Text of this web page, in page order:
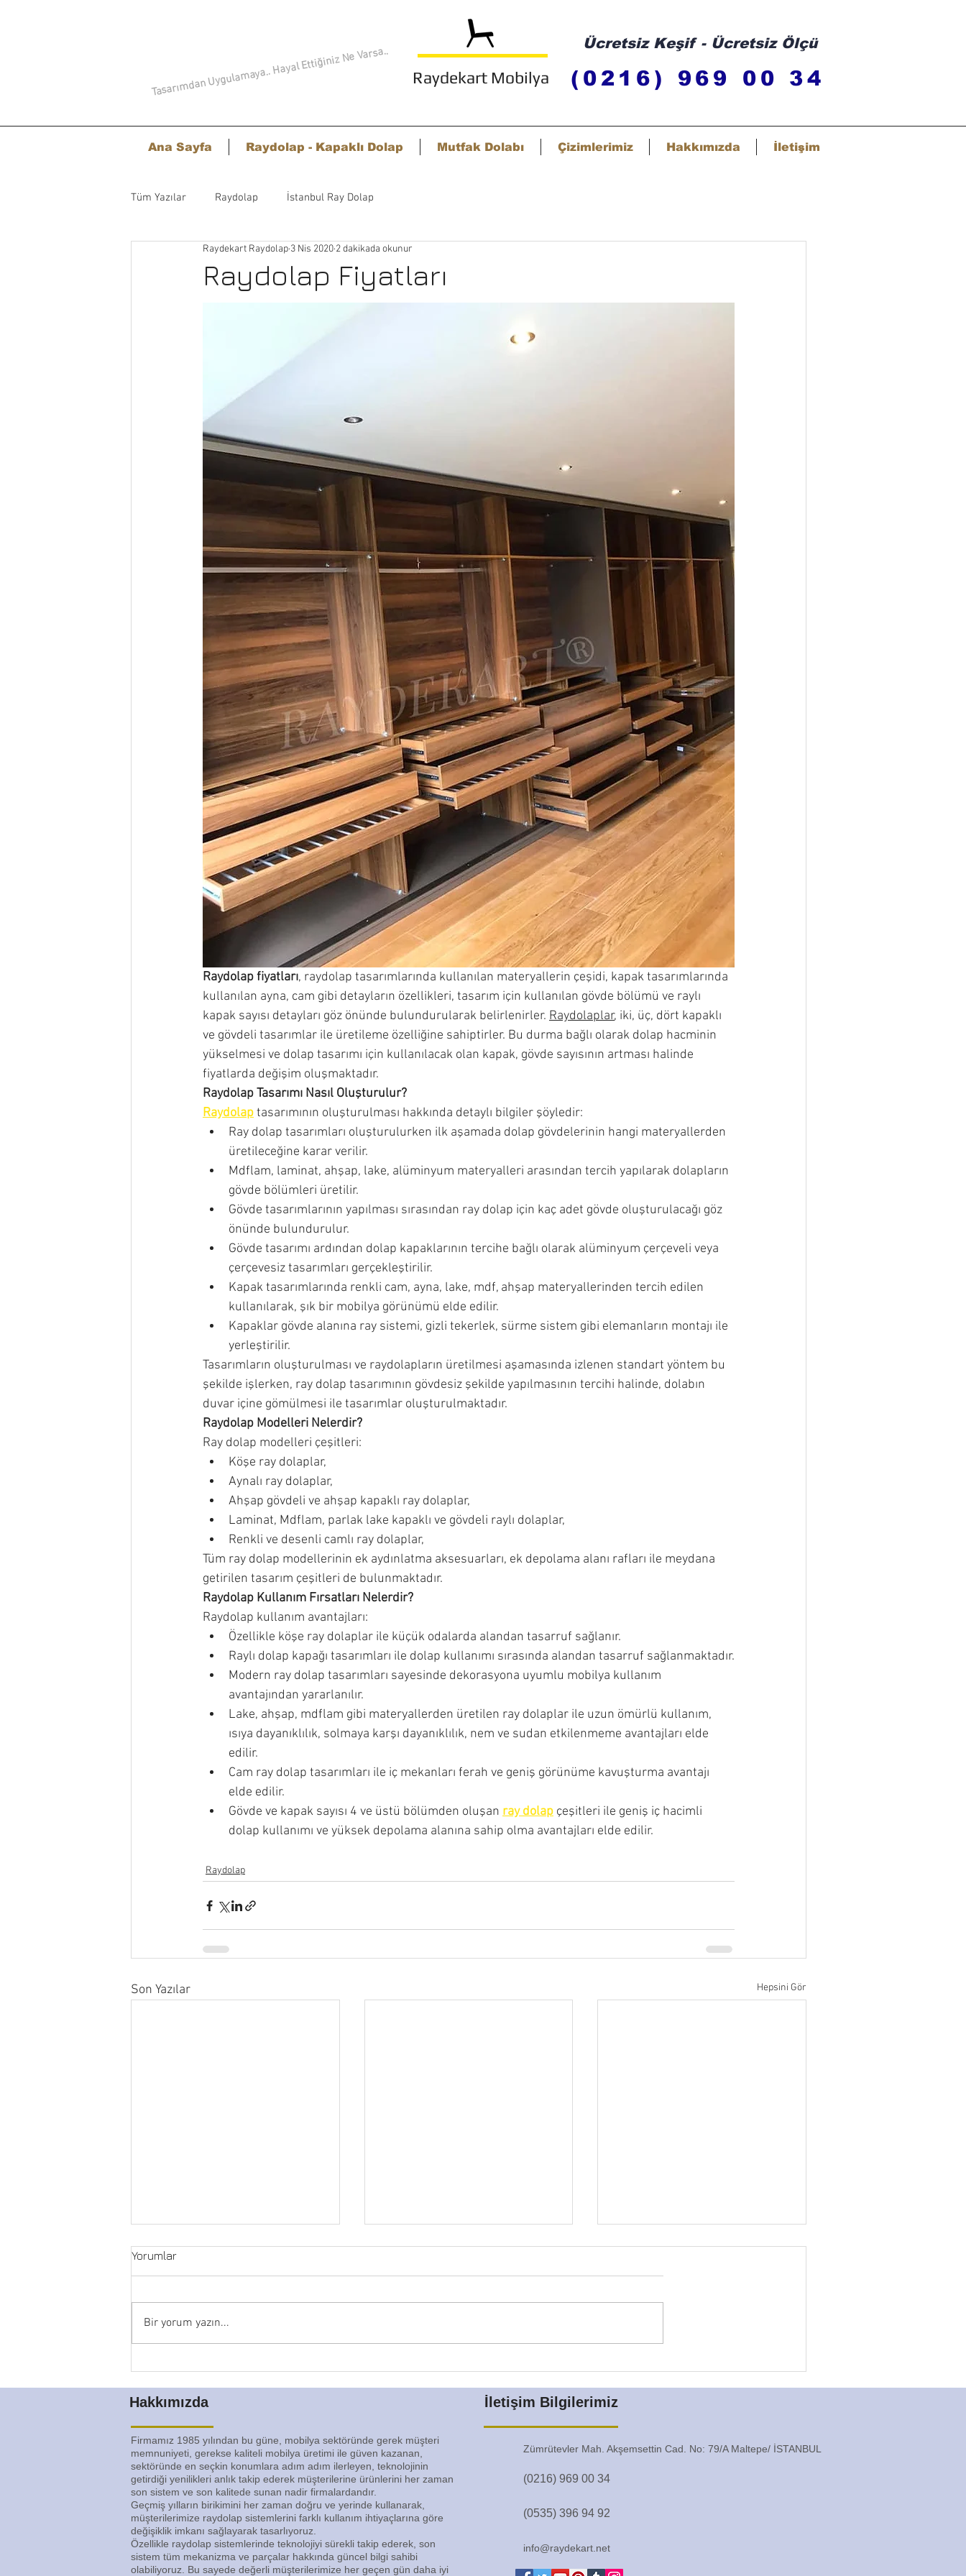
Ücretsiz Keşif - Ücretsiz Ölçü
Raydekart Mobilya (0216) 969 00 34
Tasarımdan Uygulamaya.. Hayal Ettiğiniz Ne Varsa..
Ana Sayfa Raydolap - Kapaklı Dolap Mutfak Dolabı Çizimlerimiz Hakkımızda İletişim
Tüm Yazılar Raydolap İstanbul Ray Dolap
Raydolap Fiyatları
Raydekart Raydolap 3 Nis 2020 2 dakikada okunur
Raydolap fiyatları, raydolap tasarımlarında kullanılan materyallerin çeşidi, kapak tasarımlarında
kullanılan ayna, cam gibi detayların özellikleri, tasarım için kullanılan gövde bölümü ve raylı
kapak sayısı detayları göz önünde bulundurularak belirlenirler. Raydolaplar, iki, üç, dört kapaklı
ve gövdeli tasarımlar ile üretileme özelliğine sahiptirler. Bu durma bağlı olarak dolap hacminin
yükselmesi ve dolap tasarımı için kullanılacak olan kapak, gövde sayısının artması halinde
fiyatlarda değişim oluşmaktadır.
Raydolap Tasarımı Nasıl Oluşturulur?
Raydolap tasarımının oluşturulması hakkında detaylı bilgiler şöyledir:
Ray dolap tasarımları oluşturulurken ilk aşamada dolap gövdelerinin hangi materyallerden
üretileceğine karar verilir.
Mdflam, laminat, ahşap, lake, alüminyum materyalleri arasından tercih yapılarak dolapların
gövde bölümleri üretilir.
Gövde tasarımlarının yapılması sırasından ray dolap için kaç adet gövde oluşturulacağı göz
önünde bulundurulur.
Gövde tasarımı ardından dolap kapaklarının tercihe bağlı olarak alüminyum çerçeveli veya
çerçevesiz tasarımları gerçekleştirilir.
Kapak tasarımlarında renkli cam, ayna, lake, mdf, ahşap materyallerinden tercih edilen
kullanılarak, şık bir mobilya görünümü elde edilir.
Kapaklar gövde alanına ray sistemi, gizli tekerlek, sürme sistem gibi elemanların montajı ile
yerleştirilir.
Tasarımların oluşturulması ve raydolapların üretilmesi aşamasında izlenen standart yöntem bu
şekilde işlerken, ray dolap tasarımının gövdesiz şekilde yapılmasının tercihi halinde, dolabın
duvar içine gömülmesi ile tasarımlar oluşturulmaktadır.
Raydolap Modelleri Nelerdir?
Ray dolap modelleri çeşitleri:
Köşe ray dolaplar,
Aynalı ray dolaplar,
Ahşap gövdeli ve ahşap kapaklı ray dolaplar,
Laminat, Mdflam, parlak lake kapaklı ve gövdeli raylı dolaplar,
Renkli ve desenli camlı ray dolaplar,
Tüm ray dolap modellerinin ek aydınlatma aksesuarları, ek depolama alanı rafları ile meydana
getirilen tasarım çeşitleri de bulunmaktadır.
Raydolap Kullanım Fırsatları Nelerdir?
Raydolap kullanım avantajları:
Özellikle köşe ray dolaplar ile küçük odalarda alandan tasarruf sağlanır.
Raylı dolap kapağı tasarımları ile dolap kullanımı sırasında alandan tasarruf sağlanmaktadır.
Modern ray dolap tasarımları sayesinde dekorasyona uyumlu mobilya kullanım
avantajından yararlanılır.
Lake, ahşap, mdflam gibi materyallerden üretilen ray dolaplar ile uzun ömürlü kullanım,
ısıya dayanıklılık, solmaya karşı dayanıklılık, nem ve sudan etkilenmeme avantajları elde
edilir.
Cam ray dolap tasarımları ile iç mekanları ferah ve geniş görünüme kavuşturma avantajı
elde edilir.
Gövde ve kapak sayısı 4 ve üstü bölümden oluşan ray dolap çeşitleri ile geniş iç hacimli
dolap kullanımı ve yüksek depolama alanına sahip olma avantajları elde edilir.
Raydolap
Son Yazılar Hepsini Gör
Sürgülü Dolap Fiyatları
Yorumlar
Bir yorum yazın...
İletişim Bilgilerimiz
Hakkımızda
Firmamız 1985 yılından bu güne, mobilya sektöründe gerek müşteri
memnuniyeti, gerekse kaliteli mobilya üretimi ile güven kazanan,
sektöründe en seçkin konumlara adım adım ilerleyen, teknolojinin
getirdiği yenilikleri anlık takip ederek müşterilerine ürünlerini her zaman
son sistem ve son kalitede sunan nadir firmalardandır.
Geçmiş yılların birikimini her zaman doğru ve yerinde kullanarak,
müşterilerimize raydolap sistemlerini farklı kullanım ihtiyaçlarına göre
değişiklik imkanı sağlayarak tasarlıyoruz.
Özellikle raydolap sistemlerinde teknolojiyi sürekli takip ederek, son
sistem tüm mekanizma ve parçalar hakkında güncel bilgi sahibi
olabiliyoruz. Bu sayede değerli müşterilerimize her geçen gün daha iyi
Zümrütevler Mah. Akşemsettin Cad. No: 79/A Maltepe/ İSTANBUL
(0216) 969 00 34
(0535) 396 94 92
info@raydekart.net